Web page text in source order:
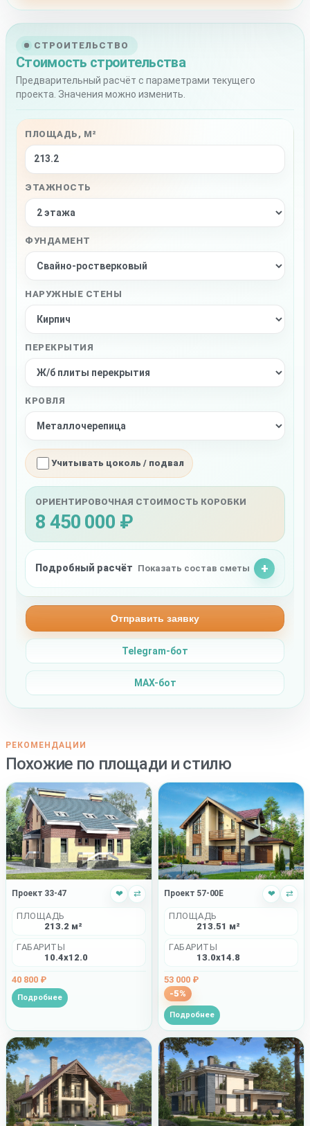
СТРОИТЕЛЬСТВО
Стоимость строительства
Предварительный расчёт с параметрами текущего
проекта. Значения можно изменить.
ПЛОЩАДЬ, М²
ЭТАЖНОСТЬ
ФУНДАМЕНТ
НАРУЖНЫЕ СТЕНЫ
ПЕРЕКРЫТИЯ
КРОВЛЯ
Учитывать цоколь / подвал
ОРИЕНТИРОВОЧНАЯ СТОИМОСТЬ КОРОБКИ
8 450 000 ₽
Подробный расчёт Показать состав сметы
Отправить заявку
Telegram-бот
MAX-бот
РЕКОМЕНДАЦИИ
Похожие по площади и стилю
Проект 33-47 ❤ ⇄
ПЛОЩАДЬ
213.2 м²
ГАБАРИТЫ
10.4x12.0
40 800 ₽
Подробнее
Проект 57-00E ❤ ⇄
ПЛОЩАДЬ
213.51 м²
ГАБАРИТЫ
13.0x14.8
53 000 ₽
-5%
Подробнее